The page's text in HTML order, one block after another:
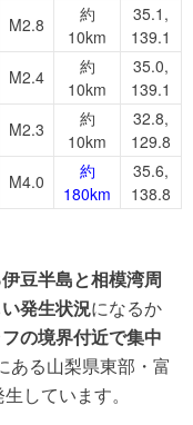
M2.8
約
10km
35.1,
139.1
M2.4
約
10km
35.0,
139.1
M2.3
約
10km
32.8,
129.8
M4.0
約
180km
35.6,
138.8
豆半島と相模湾周
発生状況になるか
の境界付近で集中
ある山梨県東部・富
しています。